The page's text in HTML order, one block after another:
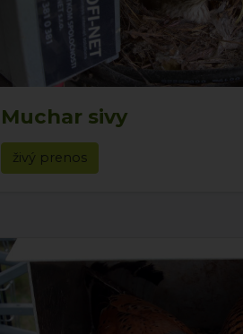
Muchar sivy
živý prenos